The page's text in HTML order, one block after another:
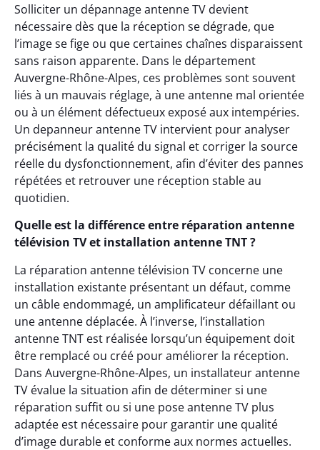
Solliciter un dépannage antenne TV devient
nécessaire dès que la réception se dégrade, que
l’image se fige ou que certaines chaînes disparaissent
sans raison apparente. Dans le département
Auvergne-Rhône-Alpes, ces problèmes sont souvent
liés à un mauvais réglage, à une antenne mal orientée
ou à un élément défectueux exposé aux intempéries.
Un depanneur antenne TV intervient pour analyser
précisément la qualité du signal et corriger la source
réelle du dysfonctionnement, afin d’éviter des pannes
répétées et retrouver une réception stable au
quotidien.
Quelle est la différence entre réparation antenne
télévision TV et installation antenne TNT ?
La réparation antenne télévision TV concerne une
installation existante présentant un défaut, comme
un câble endommagé, un amplificateur défaillant ou
une antenne déplacée. À l’inverse, l’installation
antenne TNT est réalisée lorsqu’un équipement doit
être remplacé ou créé pour améliorer la réception.
Dans Auvergne-Rhône-Alpes, un installateur antenne
TV évalue la situation afin de déterminer si une
réparation suffit ou si une pose antenne TV plus
adaptée est nécessaire pour garantir une qualité
d’image durable et conforme aux normes actuelles.